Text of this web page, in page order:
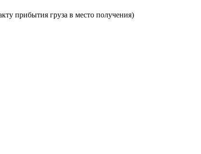
прибытия груза в место получения)